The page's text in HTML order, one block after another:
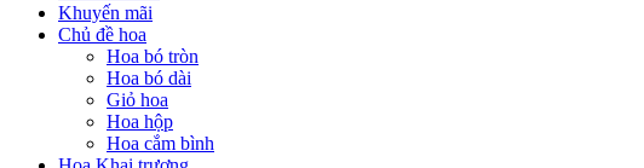
Khuyến mãi
Chủ đề hoa
Hoa bó tròn
Hoa bó dài
Giỏ hoa
Hoa hộp
Hoa cắm bình